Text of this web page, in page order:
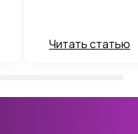
Читать статью